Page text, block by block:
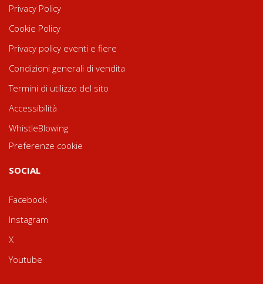
Privacy Policy
Cookie Policy
Privacy policy eventi e fiere
Condizioni generali di vendita
Termini di utilizzo del sito
Accessibilità
WhistleBlowing
Preferenze cookie
SOCIAL
Facebook
Instagram
X
Youtube